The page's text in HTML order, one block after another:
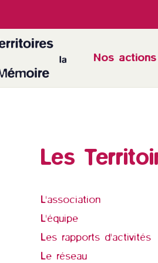
Nos actions
Les
L'association
L'équipe
Les rapports d'activités
Le réseau